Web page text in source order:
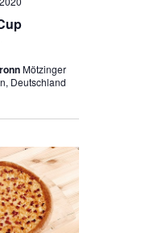
Mötzinger
Deutschland